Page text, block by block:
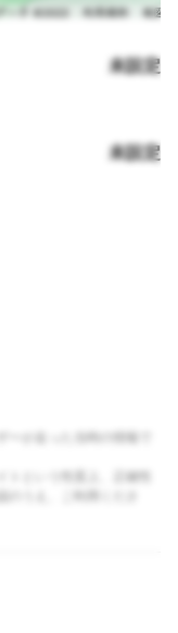
未設定
未設定
が走った当時の情報で
という性質上、正確性
うえ、ご利用くださ